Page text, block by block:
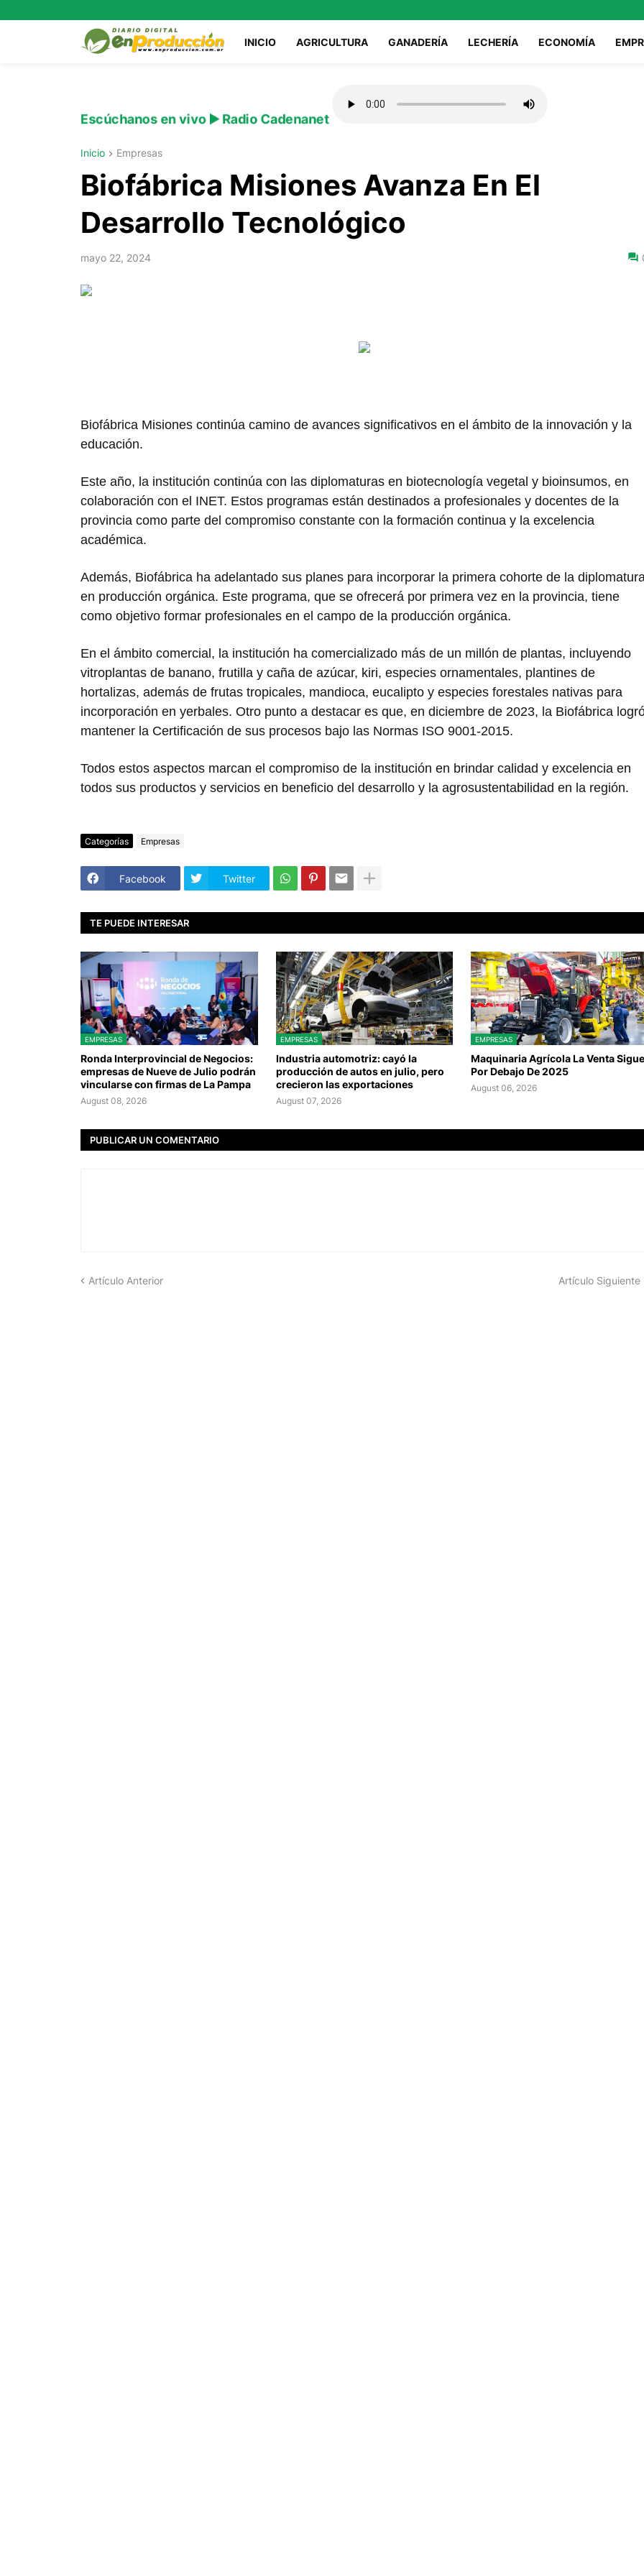
INICIO AGRICULTURA GANADERÍA LECHERÍA ECONOMÍA
Escúchanos en vivo ▶️ Radio Cadenanet
Inicio Empresas
Biofábrica Misiones Avanza En El
Desarrollo Tecnológico
mayo 22, 2024
Biofábrica Misiones continúa camino de avances significativos en el ámbito de la innovación y la
educación.
Este año, la institución continúa con las diplomaturas en biotecnología vegetal y bioinsumos, en
colaboración con el INET. Estos programas están destinados a profesionales y docentes de la
provincia como parte del compromiso constante con la formación continua y la excelencia
académica.
Además, Biofábrica ha adelantado sus planes para incorporar la primera cohorte de la
en producción orgánica. Este programa, que se ofrecerá por primera vez en la provincia, tiene
como objetivo formar profesionales en el campo de la producción orgánica.
En el ámbito comercial, la institución ha comercializado más de un millón de plantas, incluyendo
vitroplantas de banano, frutilla y caña de azúcar, kiri, especies ornamentales, plantines de
hortalizas, además de frutas tropicales, mandioca, eucalipto y especies forestales nativas para
incorporación en yerbales. Otro punto a destacar es que, en diciembre de 2023, la Biofábrica
mantener la Certificación de sus procesos bajo las Normas ISO 9001-2015.
Todos estos aspectos marcan el compromiso de la institución en brindar calidad y excelencia en
todos sus productos y servicios en beneficio del desarrollo y la agrosustentabilidad en la región.
Categorías Empresas
Facebook Twitter
TE PUEDE INTERESAR
EMPRESAS
Ronda Interprovincial de Negocios:
empresas de Nueve de Julio podrán
vincularse con firmas de La Pampa
August 08, 2026
EMPRESAS
Industria automotriz: cayó la
producción de autos en julio, pero
crecieron las exportaciones
August 07, 2026
EMPRESAS
Maquinaria Agrícola La Venta
Por Debajo De 2025
August 06, 2026
PUBLICAR UN COMENTARIO
Artículo Anterior Artículo Siguiente